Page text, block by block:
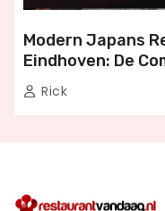
Modern Japans
Eindhoven: De
Authentiek
Rick